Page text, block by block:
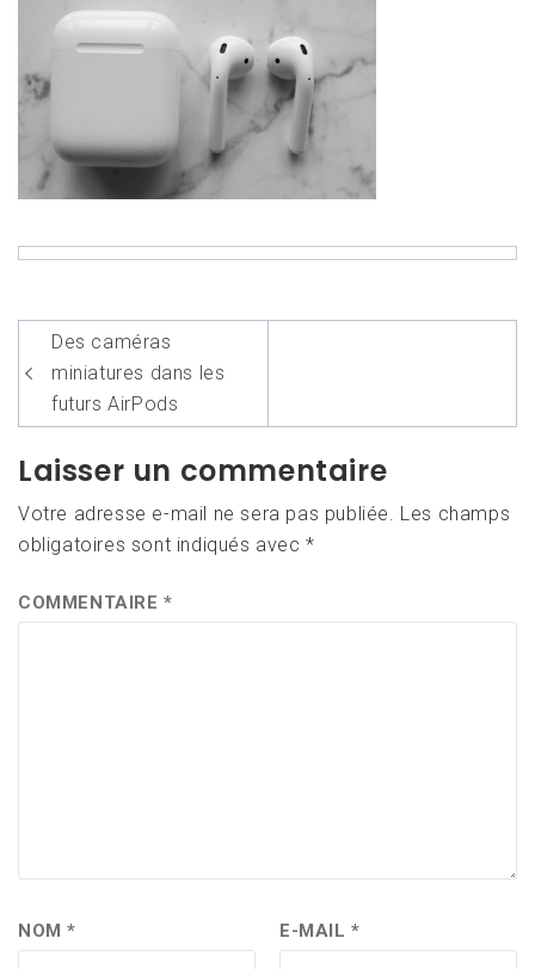
Navigation
de
l’article
Des caméras
miniatures dans les
futurs AirPods
Laisser un commentaire
Votre adresse e-mail ne sera pas publiée. Les champs
obligatoires sont indiqués avec*
COMMENTAIRE*
NOM* E-MAIL*